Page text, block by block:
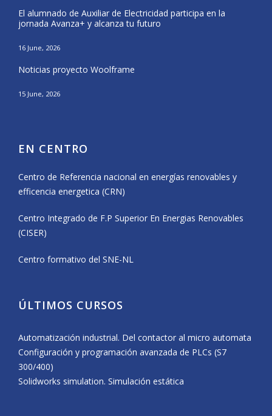
El alumnado de Auxiliar de Electricidad participa en la
jornada Avanza+ y alcanza tu futuro
16 June, 2026
Noticias proyecto Woolframe
15 June, 2026
EN CENTRO
Centro de Referencia nacional en energías renovables y
efficencia energetica (CRN)
Centro Integrado de F.P Superior En Energias Renovables
(CISER)
Centro formativo del SNE-NL
ÚLTIMOS CURSOS
Automatización industrial. Del contactor al micro automata
Configuración y programación avanzada de PLCs (S7
300/400)
Solidworks simulation. Simulación estática